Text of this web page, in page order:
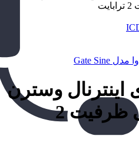
وسترن
دیجیتال مدل آبی ظرفیت 2